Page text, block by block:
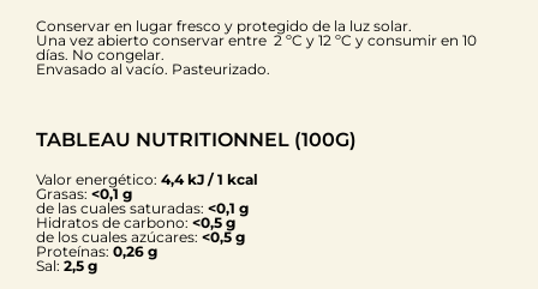
Conservar en lugar fresco y protegido de la luz solar.
Una vez abierto conservar entre 2 ºC y 12 ºC y consumir en 10
días. No congelar.
Envasado al vacío. Pasteurizado.
TABLEAU NUTRITIONNEL (100G)
Valor energético: 4,4 kJ / 1 kcal
Grasas: <0,1 g
de las cuales saturadas: <0,1 g
Hidratos de carbono: <0,5 g
de los cuales azúcares: <0,5 g
Proteínas: 0,26 g
Sal: 2,5 g